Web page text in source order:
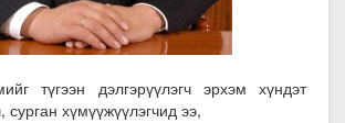
түгээн дэлгэрүүлэгч эрхэм хүндэт
сурган хүмүүжүүлэгчид ээ,